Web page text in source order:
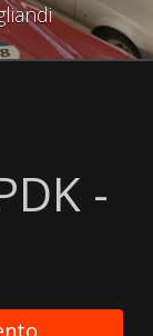
-